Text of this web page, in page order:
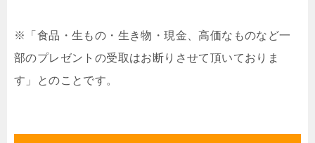
※「食品・生もの・生き物・現金、高価なものなど一
部のプレゼントの受取はお断りさせて頂いておりま
す」とのことです。